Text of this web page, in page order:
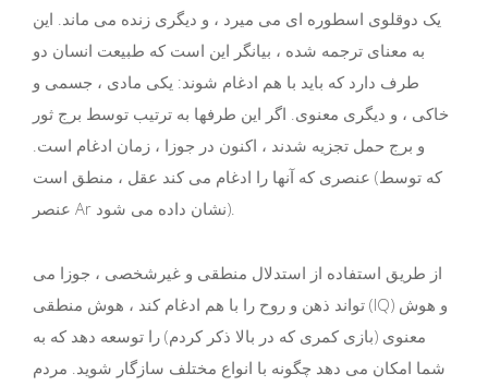
یک دوقلوی اسطوره ای می میرد ، و دیگری زنده می ماند. این
به معنای ترجمه شده ، بیانگر این است که طبیعت انسان دو
طرف دارد که باید با هم ادغام شوند: یکی مادی ، جسمی و
خاکی ، و دیگری معنوی. اگر این طرفها به ترتیب توسط برج ثور
و برج حمل تجزیه شدند ، اکنون در جوزا ، زمان ادغام است.
عنصری که آنها را ادغام می کند عقل ، منطق است (که توسط
عنصر Ar نشان داده می شود).
از طریق استفاده از استدلال منطقی و غیرشخصی ، جوزا می
تواند ذهن و روح را با هم ادغام کند ، هوش منطقی (IQ) و هوش
معنوی (بازی کمری که در بالا ذکر کردم) را توسعه دهد که به
شما امکان می دهد چگونه با انواع مختلف سازگار شوید. مردم